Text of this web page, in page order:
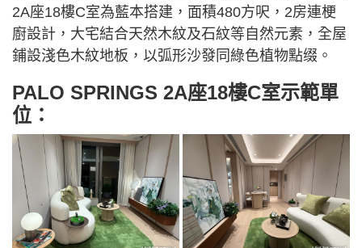
2A座18樓C室為藍本搭建，面積480方呎，2房連梗
廚設計，大宅結合天然木紋及石紋等自然元素，全屋
鋪設淺色木紋地板，以弧形沙發同綠色植物點缀。
PALO SPRINGS 2A座18樓C室示範單
位：